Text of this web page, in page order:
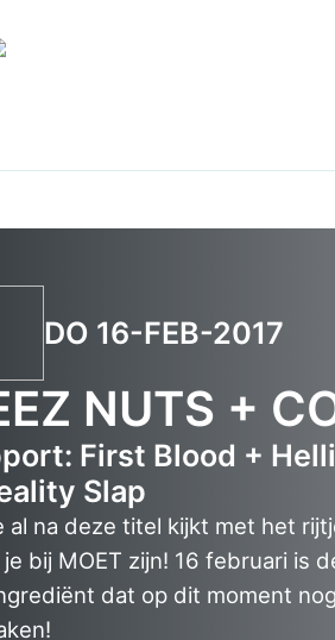
DO 16-FEB-2017
NUTS +
First Blood +
Slap
al na deze titel kijkt met het
bij MOET zijn! 16 februari is
dat op dit moment